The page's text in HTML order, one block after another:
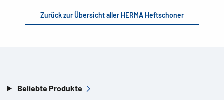
Zurück zur Übersicht aller HERMA Heftschoner
Beliebte Produkte